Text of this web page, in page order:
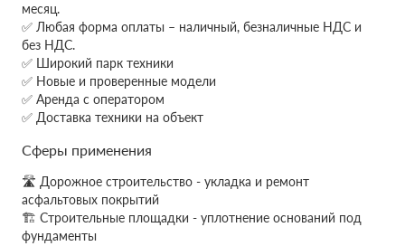
месяц.
✅ Любая форма оплаты – наличный, безналичные НДС и
без НДС.
✅ Широкий парк техники
✅ Новые и проверенные модели
✅ Аренда с оператором
✅ Доставка техники на объект
Сферы применения
🛣 Дорожное строительство - укладка и ремонт
асфальтовых покрытий
🏗 Строительные площадки - уплотнение оснований под
фундаменты